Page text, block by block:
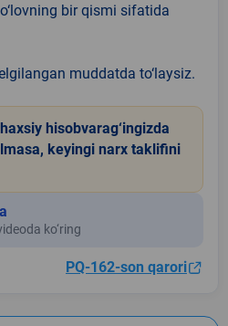
bir qismi sifatida
muddatda to‘laysiz.
hisobvarag‘ingizda
keyingi narx taklifini
ko‘ring
PQ-162-son qarori